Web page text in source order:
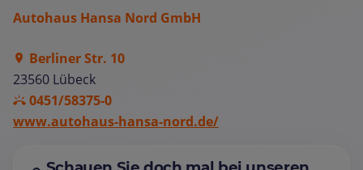
Autohaus Hansa Nord GmbH
Berliner Str. 10
23560 Lübeck
0451/58375-0
www.autohaus-hansa-nord.de/